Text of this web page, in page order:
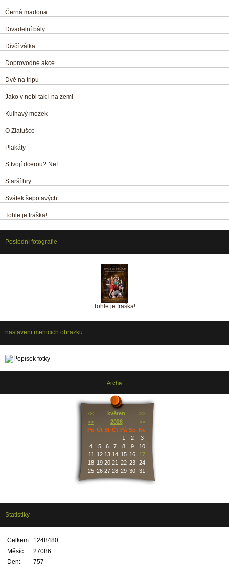
Černá madona
Divadelní bály
Dívčí válka
Doprovodné akce
Dvě na tripu
Jako v nebi tak i na zemi
Kulhavý mezek
O Zlatušce
Plakáty
S tvojí dcerou? Ne!
Starší hry
Svátek šepotavých...
Tohle je fraška!
Poslední fotografie
Tohle je fraška!
nastaveni menicich obrazku
Archiv
<< květen
>>
<<
2026
>>
Po Út St Čt Pá So Ne
1
2
3
4
5 6 7 8 9
10
11
12 13 14 15 16
17
18 19 20 21 22 23 24
25 26 27 28 29 30 31
Statistiky
Celkem: 1248480
Měsíc:
27086
Den:
757